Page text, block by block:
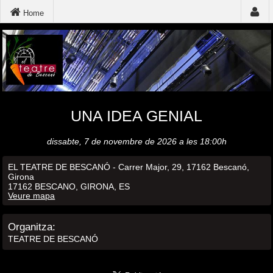
Home
UNA IDEA GENIAL
dissabte, 7 de novembre de 2026 a les 18:00h
EL TEATRE DE BESCANÓ - Carrer Major, 29, 17162 Bescanó,
Girona
17162 BESCANO, GIRONA, ES
Veure mapa
Organitza:
TEATRE DE BESCANÓ